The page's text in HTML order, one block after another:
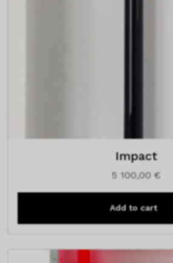
Impact
5 100,00 €
Add to cart